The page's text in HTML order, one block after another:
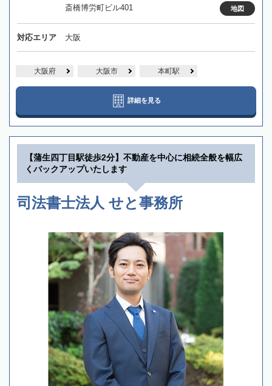
斎橋博労町ビル401
地図
対応エリア 大阪
大阪府 大阪市 本町駅
詳細を見る
【蒲生四丁目駅徒歩2分】不動産を中心に相続全般を幅広
くバックアップいたします
司法書士法人 せと事務所